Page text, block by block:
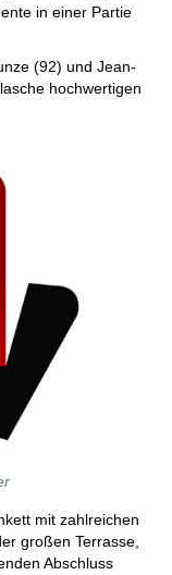
in einer Partie
(92) und Jean-
hochwertigen
mit zahlreichen
großen Terrasse,
Abschluss